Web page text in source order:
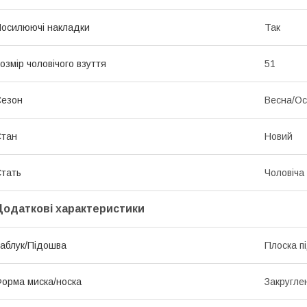
накладки Так
чоловічого взуття 51
Весна/
Новий
Чоловіча
характеристики
Підошва Плоска
миска/носка